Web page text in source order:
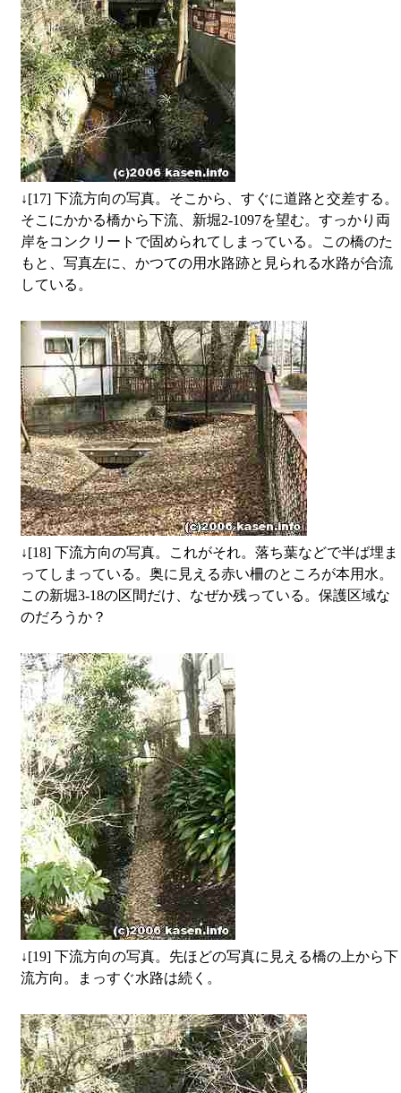
↓[17] 下流方向の写真。そこから、すぐに道路と交差する。
そこにかかる橋から下流、新堀2-1097を望む。すっかり両
岸をコンクリートで固められてしまっている。この橋のた
もと、写真左に、かつての用水路跡と見られる水路が合流
している。
↓[18] 下流方向の写真。これがそれ。落ち葉などで半ば埋ま
ってしまっている。奥に見える赤い柵のところが本用水。
この新堀3-18の区間だけ、なぜか残っている。保護区域な
のだろうか？
↓[19] 下流方向の写真。先ほどの写真に見える橋の上から下
流方向。まっすぐ水路は続く。